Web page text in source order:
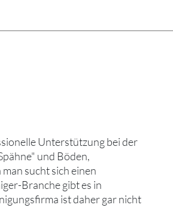
Unterstützung bei der
und Böden,
sucht sich einen
Branche gibt es in
ist daher gar nicht